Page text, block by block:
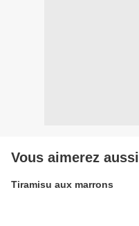
Vous aimerez aussi
Tiramisu aux marrons